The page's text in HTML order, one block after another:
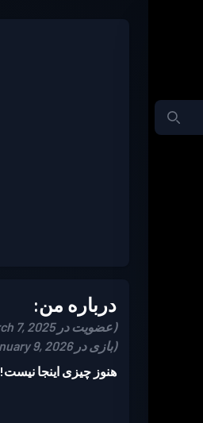
درباره من:
(عضویت در March 7, 2025)
(بازی در January 9, 2026)
هنوز چیزی اینجا نیست!